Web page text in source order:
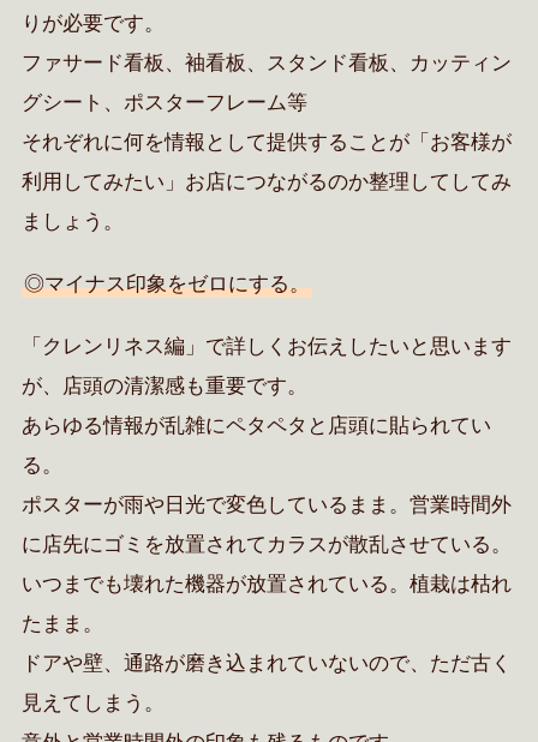
りが必要です。
ファサード看板、袖看板、スタンド看板、カッティン
グシート、ポスターフレーム等
それぞれに何を情報として提供することが「お客様が
利用してみたい」お店につながるのか整理してしてみ
ましょう。
◎マイナス印象をゼロにする。
「クレンリネス編」で詳しくお伝えしたいと思います
が、店頭の清潔感も重要です。
あらゆる情報が乱雑にペタペタと店頭に貼られてい
る。
ポスターが雨や日光で変色しているまま。営業時間外
に店先にゴミを放置されてカラスが散乱させている。
いつまでも壊れた機器が放置されている。植栽は枯れ
たまま。
ドアや壁、通路が磨き込まれていないので、ただ古く
見えてしまう。